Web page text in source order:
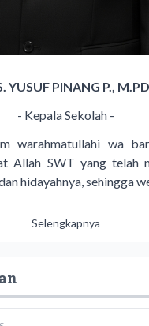
YUSUF PINANG P.,
- Kepala Sekolah -
warahmatullahi wa
Allah SWT yang telah
hidayahnya, sehingga
Selengkapnya